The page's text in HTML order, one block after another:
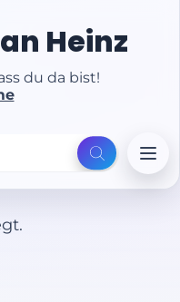
Heinz
du da bist!